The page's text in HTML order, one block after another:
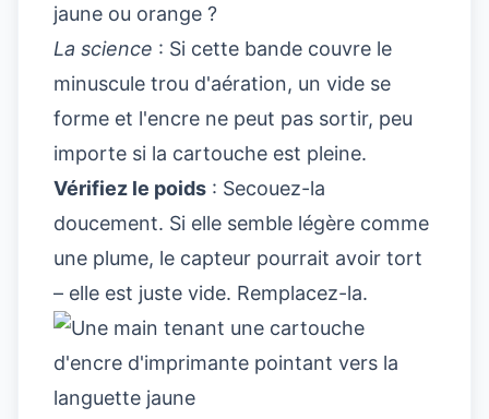
jaune ou orange ?
La science : Si cette bande couvre le
minuscule trou d'aération, un vide se
forme et l'encre ne peut pas sortir, peu
importe si la cartouche est pleine.
Vérifiez le poids : Secouez-la
doucement. Si elle semble légère comme
une plume, le capteur pourrait avoir tort
– elle est juste vide. Remplacez-la.